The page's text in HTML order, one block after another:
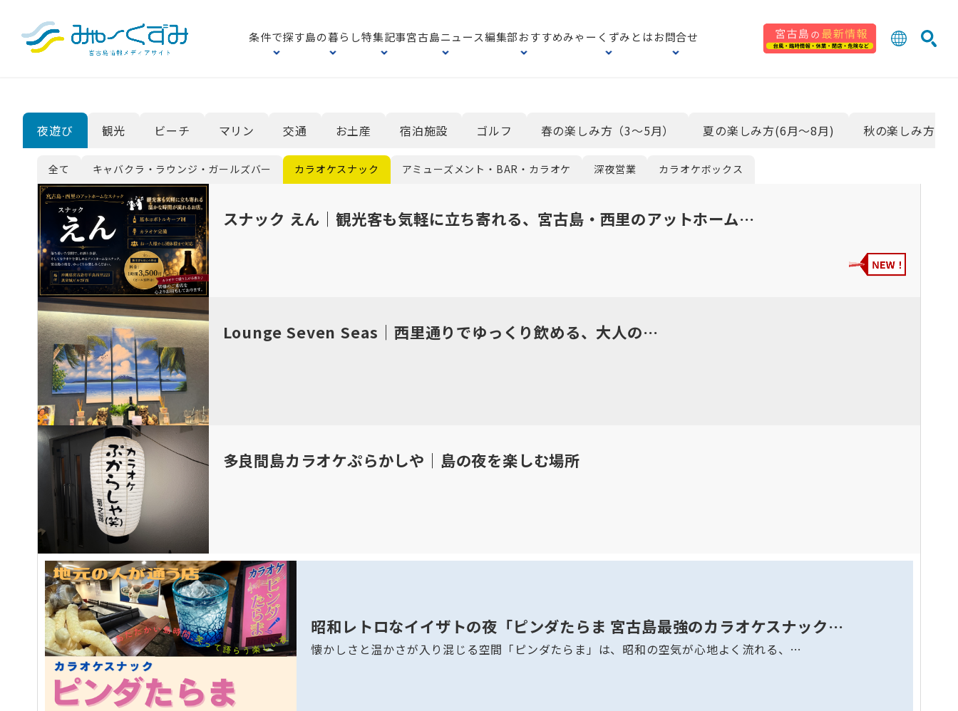
条件で探す島の暮らし特集記事宮古島ニュース編集部おすすめみゃーくずみとはお問合せ
夜遊び 観光 ビーチ マリン 交通 お土産 宿泊施設 ゴルフ 春の楽しみ方（3〜5月） 夏の楽しみ方(6月〜8月) 秋の楽しみ方(9
全て キャバクラ・ラウンジ・ガールズバー カラオケスナック アミューズメント・BAR・カラオケ 深夜営業 カラオケボックス
スナック えん｜観光客も気軽に立ち寄れる、宮古島・西里のアットホーム…
Lounge Seven Seas｜西里通りでゆっくり飲める、大人の…
多良間島カラオケぷらかしや｜島の夜を楽しむ場所
昭和レトロなイイザトの夜「ピンダたらま 宮古島最強のカラオケスナック…
懐かしさと温かさが入り混じる空間「ピンダたらま」は、昭和の空気が心地よく流れる、…